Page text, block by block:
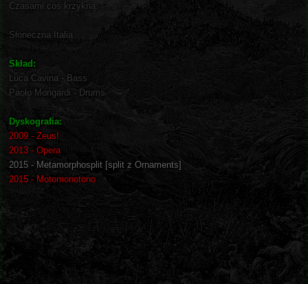
Czasami coś krzykną.
Słoneczna Italia.
Skład:
Luca Cavina - Bass
Paolo Mongardi - Drums
Dyskografia:
2009 - Zeus!
2013 - Opera
2015 - Metamorphosplit [split z Ornaments]
2015 - Motomonotono